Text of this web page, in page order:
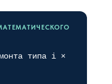
типа i ×